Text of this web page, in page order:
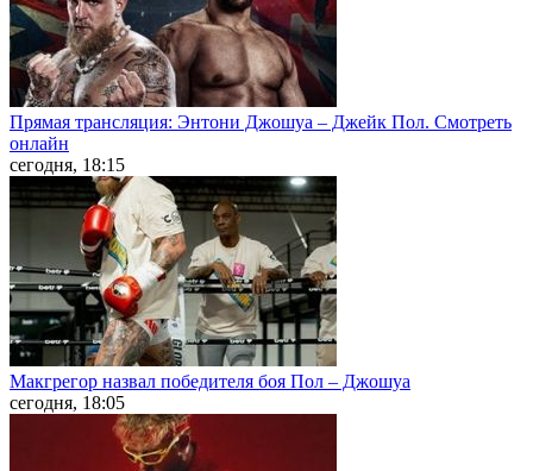
Прямая трансляция: Энтони Джошуа – Джейк Пол. Смотреть
онлайн
сегодня, 18:15
Макгрегор назвал победителя боя Пол – Джошуа
сегодня, 18:05